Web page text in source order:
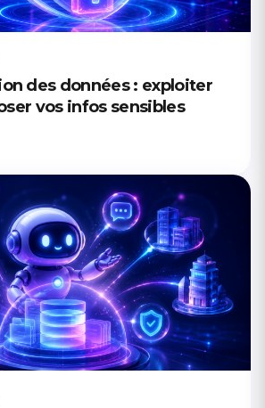
des données : exploiter
vos infos sensibles